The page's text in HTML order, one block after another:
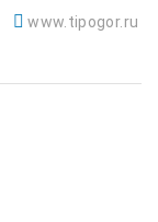
www.tipogor.ru